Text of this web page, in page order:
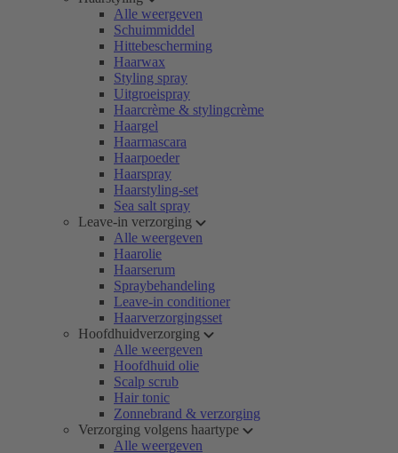
Alle weergeven
Schuimmiddel
Hittebescherming
Haarwax
Styling spray
Uitgroeispray
Haarcrème & stylingcrème
Haargel
Haarmascara
Haarpoeder
Haarspray
Haarstyling-set
Sea salt spray
Leave-in verzorging
Alle weergeven
Haarolie
Haarserum
Spraybehandeling
Leave-in conditioner
Haarverzorgingsset
Hoofdhuidverzorging
Alle weergeven
Hoofdhuid olie
Scalp scrub
Hair tonic
Zonnebrand & verzorging
Verzorging volgens haartype
Alle weergeven